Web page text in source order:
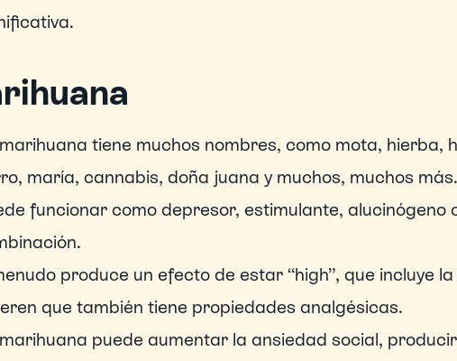
tiene muchos nombres, como mota, hierba,
maría, cannabis, doña juana y muchos, muchos más.
funcionar como depresor, estimulante, alucinógeno
produce un efecto de estar “high”, que incluye
que también tiene propiedades analgésicas.
puede aumentar la ansiedad social,